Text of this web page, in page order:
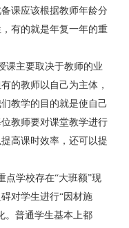
课应该根据教师年龄分
有的就是年复一年的重
主要取决于教师的业
的教师以自己为主体，
教学的目的就是使自己
教师要对课堂教学进行
高课时效率，还可以提
学校存在“大班额”现
对学生进行“因材施
。普通学生基本上都